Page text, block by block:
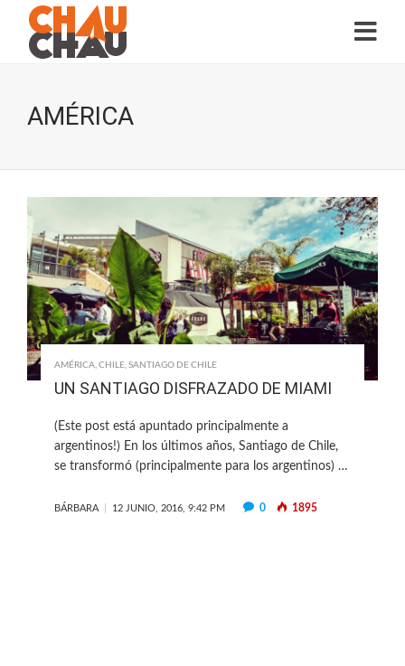
AMÉRICA
AMÉRICA, CHILE, SANTIAGO DE CHILE
UN SANTIAGO DISFRAZADO DE MIAMI
(Este post está apuntado principalmente a
argentinos!) En los últimos años, Santiago de Chile,
se transformó (principalmente para los argentinos) …
BÁRBARA 12 JUNIO, 2016, 9:42 PM 0 1895